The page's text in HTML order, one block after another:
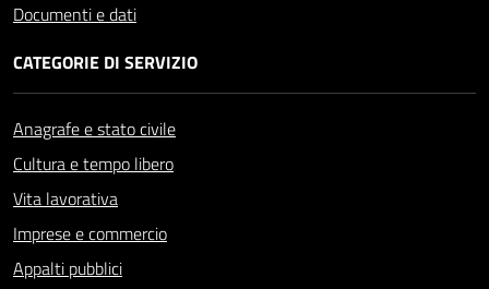
Documenti e dati
CATEGORIE DI SERVIZIO
Anagrafe e stato civile
Cultura e tempo libero
Vita lavorativa
Imprese e commercio
Appalti pubblici